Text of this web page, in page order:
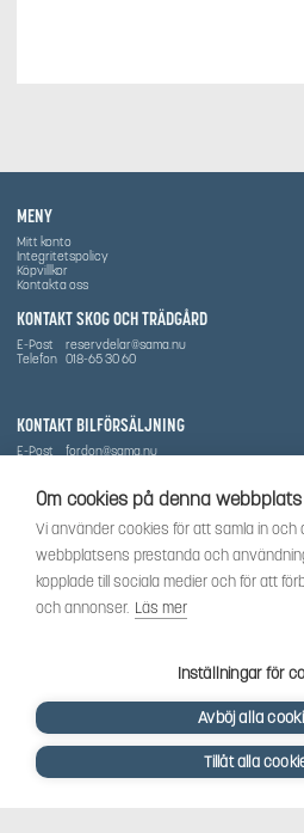
Om cookies på denna webbplats
Vi använder cookies för att samla in och
webbplatsens prestanda och
kopplade till sociala medier och för att
och annonser. Läs mer
Inställningar för
Avböj alla
Tillåt alla
MENY
Mitt konto
Integritetspolicy
Köpvillkor
Kontakta oss
KONTAKT SKOG OCH TRÄDGÅRD
E-Post
reservdelar@sama.nu
Telefon 018-65 30 60
KONTAKT BILFÖRSÄLJNING
E-Post
fordon@sama.nu
Vi har sedan 1970-talet levererat skog-och
har idag även ett brett utbud av dessa produkter
Can-Am, Sea-Doo.
Vi är certifierad serviceverkstad.
SOCIALT